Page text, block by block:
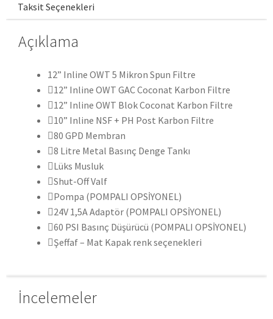
Taksit Seçenekleri
Açıklama
12” Inline OWT 5 Mikron Spun Filtre
12” Inline OWT GAC Coconat Karbon Filtre
12” Inline OWT Blok Coconat Karbon Filtre
10” Inline NSF + PH Post Karbon Filtre
80 GPD Membran
8 Litre Metal Basınç Denge Tankı
Lüks Musluk
Shut-Off Valf
Pompa (POMPALI OPSİYONEL)
24V 1,5A Adaptör (POMPALI OPSİYONEL)
60 PSI Basınç Düşürücü (POMPALI OPSİYONEL)
Şeffaf – Mat Kapak renk seçenekleri
İncelemeler